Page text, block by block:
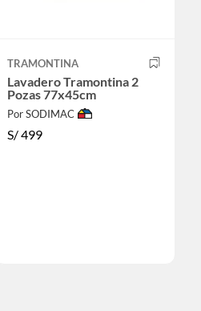
TRAMONTINA
Lavadero Tramontina 2
Pozas 77x45cm
Por SODIMAC
S/499